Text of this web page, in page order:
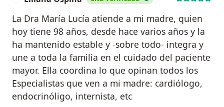
La Dra María Lucía atiende a mi madre, quien
hoy tiene 98 años, desde hace varios años y la
ha mantenido estable y -sobre todo- integra y
une a toda la familia en el cuidado del paciente
mayor. Ella coordina lo que opinan todos los
Especialistas que ven a mi madre: cardiólogo,
endocrinóligo, internista, etc